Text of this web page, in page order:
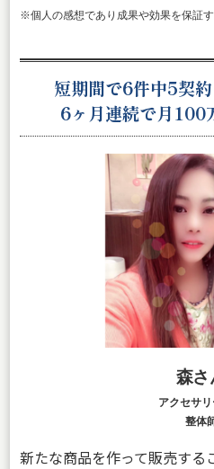
※個人の感想であり成果や効果を保証
短期間で6件中5契
6ヶ月連続で月100
森さ
アクセサ
整体
新たな商品を作って販売する